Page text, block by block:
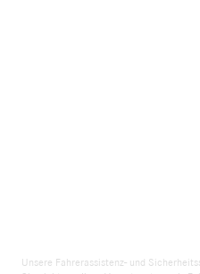
Unsere Fahrerassistenz- und